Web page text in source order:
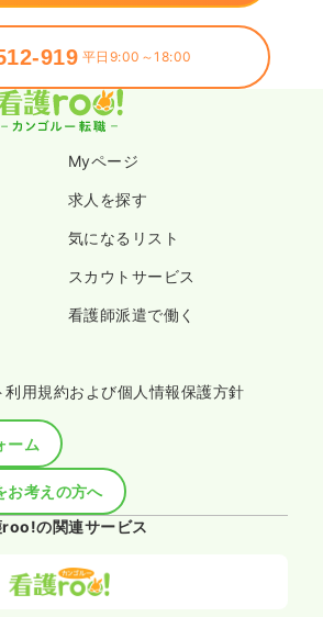
919 平日9:00～18:00
Myページ
求人を探す
気になるリスト
スカウトサービス
看護師派遣で働く
用規約および個人情報保護方針
ーム
お考えの方へ
roo!の関連サービス